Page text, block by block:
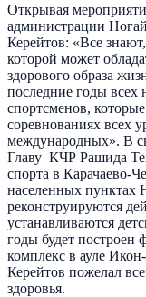
Открывая
администрации
Керейтов: «Все
которой может
здорового образа
последние годы всех
спортсменов,
соревнованиях всех
международных». В
Главу КЧР Рашида
спорта в Карачаево-
населенных пунктах
реконструируются
устанавливаются
годы будет построен
комплекс в ауле
Керейтов пожелал
здоровья.